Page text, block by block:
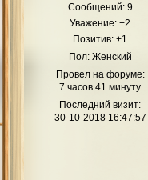
Сообщений:9
Уважение: +2
Позитив: +1
Пол:Женский
Провел на форуме:
7 часов 41 минуту
Последний визит:
30-10-2018 16:47:57